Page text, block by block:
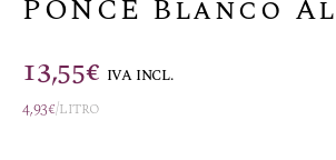
PONCE Blanco
13,55€ IVA INCL.
4,93€/litro